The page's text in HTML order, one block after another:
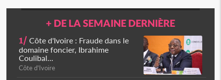
+ DE LA SEMAINE DERNIÈRE
1/ Côte d'Ivoire : Fraude dans le
domaine foncier, Ibrahime
Coulibal...
Côte d'Ivoire